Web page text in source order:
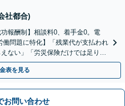
社都合)
報酬制】相談料0、着手金0。電
問題に特化】「残業代が支払われ
ない」「労災保険だけでは足りな
問題はお任せを。
表を見る
お問い合わせ